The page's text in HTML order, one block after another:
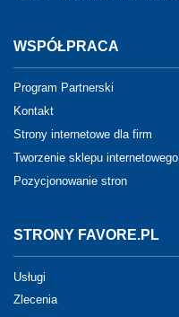
WSPÓŁPRACA
Program Partnerski
Kontakt
Strony internetowe dla firm
Tworzenie sklepu internetowego
Pozycjonowanie stron
STRONY FAVORE.PL
Usługi
Zlecenia